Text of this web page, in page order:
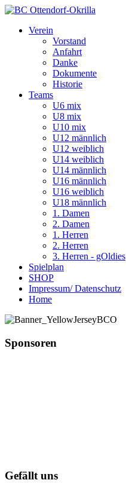
Verein
Vorstand
Anfahrt
Danke
Dokumente
Historie
Teams
U6 mix
U8 mix
U10 mix
U12 männlich
U12 weiblich
U14 weiblich
U14 männlich
U16 männlich
U16 weiblich
U18 männlich
1. Damen
2. Damen
1. Herren
2. Herren
3. Herren - gOldies
Spielplan
SHOP
Impressum/ Datenschutz
Home
Sponsoren
Gefällt uns